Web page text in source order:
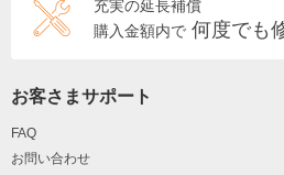
充実の延長補償
購入金額内で 何度でも
お客さまサポート
FAQ
お問い合わせ